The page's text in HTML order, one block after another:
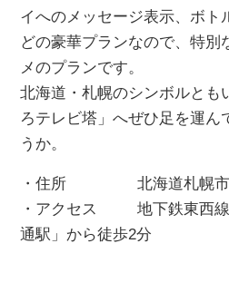
イへのメッセージ表示、ボト
どの豪華プランなので、特別
メのプランです。
北海道・札幌のシンボルとも
ろテレビ塔」へぜひ足を運ん
うか。
・住所 北海道札幌市中
・アクセス 地下鉄東西線
通駅」から徒歩2分